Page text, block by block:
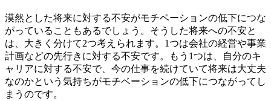
漠然とした将来に対する不安がモチベーションの低下につな
がっていることもあるでしょう。そうした将来への不安と
は、大きく分けて2つ考えられます。1つは会社の経営や事業
計画などの先行きに対する不安です。もう1つは、自分のキ
ャリアに対する不安で、今の仕事を続けていて将来は大丈夫
なのかという気持ちがモチベーションの低下につながってし
まうのです。